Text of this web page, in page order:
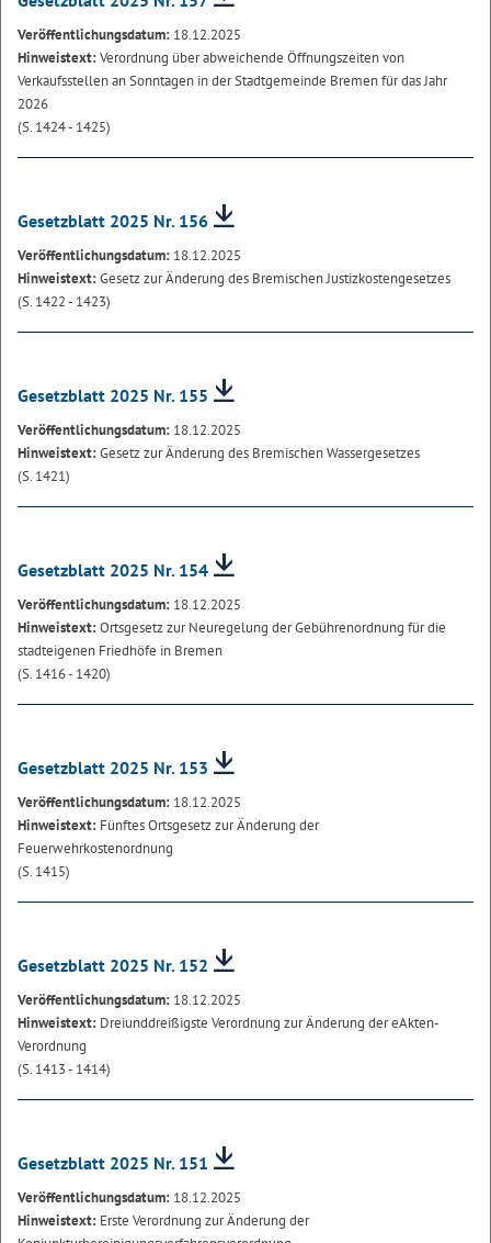
Veröffentlichungsdatum: 18.12.2025
Hinweistext:Verordnung über abweichende Öffnungszeiten von
Verkaufsstellen an Sonntagen in der Stadtgemeinde Bremen für das Jahr
2026
(S. 1424 - 1425)
Gesetzblatt 2025 Nr. 156
Veröffentlichungsdatum: 18.12.2025
Hinweistext:Gesetz zur Änderung des Bremischen Justizkostengesetzes
(S. 1422 - 1423)
Gesetzblatt 2025 Nr. 155
Veröffentlichungsdatum: 18.12.2025
Hinweistext:Gesetz zur Änderung des Bremischen Wassergesetzes
(S. 1421)
Gesetzblatt 2025 Nr. 154
Veröffentlichungsdatum: 18.12.2025
Hinweistext:Ortsgesetz zur Neuregelung der Gebührenordnung für die
stadteigenen Friedhöfe in Bremen
(S. 1416 - 1420)
Gesetzblatt 2025 Nr. 153
Veröffentlichungsdatum: 18.12.2025
Hinweistext: Fünftes Ortsgesetz zur Änderung der
Feuerwehrkostenordnung
(S. 1415)
Gesetzblatt 2025 Nr. 152
Veröffentlichungsdatum: 18.12.2025
Hinweistext: Dreiunddreißigste Verordnung zur Änderung der eAkten-
Verordnung
(S. 1413 - 1414)
Gesetzblatt 2025 Nr. 151
Veröffentlichungsdatum: 18.12.2025
Hinweistext: Erste Verordnung zur Änderung der